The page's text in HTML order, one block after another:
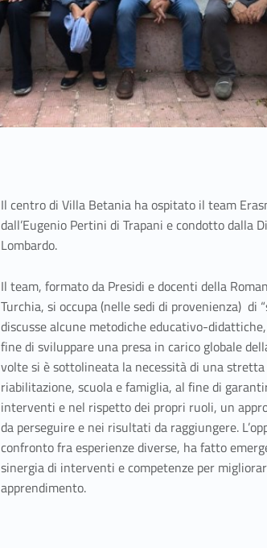
Il centro di Villa Betania ha ospitato il team
dall’Eugenio Pertini di Trapani e condotto dalla
Lombardo.
Il team, formato da Presidi e docenti della
Turchia, si occupa (nelle sedi di provenienza) di
discusse alcune metodiche educativo-
fine di sviluppare una presa in carico globale
volte si è sottolineata la necessità di una
riabilitazione, scuola e famiglia, al fine di
interventi e nel rispetto dei propri ruoli, un
da perseguire e nei risultati da raggiungere.
confronto fra esperienze diverse, ha fatto
sinergia di interventi e competenze per
apprendimento.